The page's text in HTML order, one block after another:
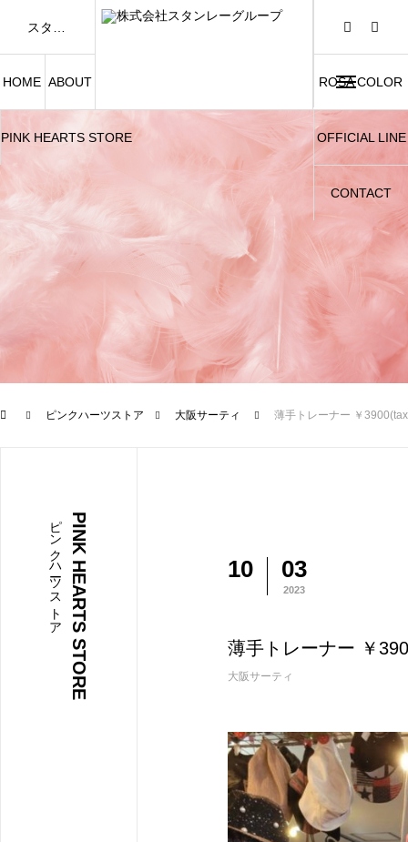
HOME ABOUT
PINK HEARTS STORE
ROSA COLOR
OFFICIAL LINE
CONTACT
ピンクハーツストア 大阪サーティ 薄手トレーナー ￥
PINK HEARTS STORE
ピンクハーツストア 10 03
2023
薄手トレーナー ￥
大阪サーティ